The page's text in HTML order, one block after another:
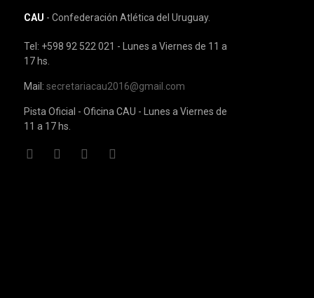
CAU - Confederación Atlética del Uruguay.
Tel: +598 92 522 021 - Lunes a Viernes de 11 a
17 hs.
Mail: secretariacau2016@gmail.com
Pista Oficial - Oficina CAU - Lunes a Viernes de
11 a 17 hs.